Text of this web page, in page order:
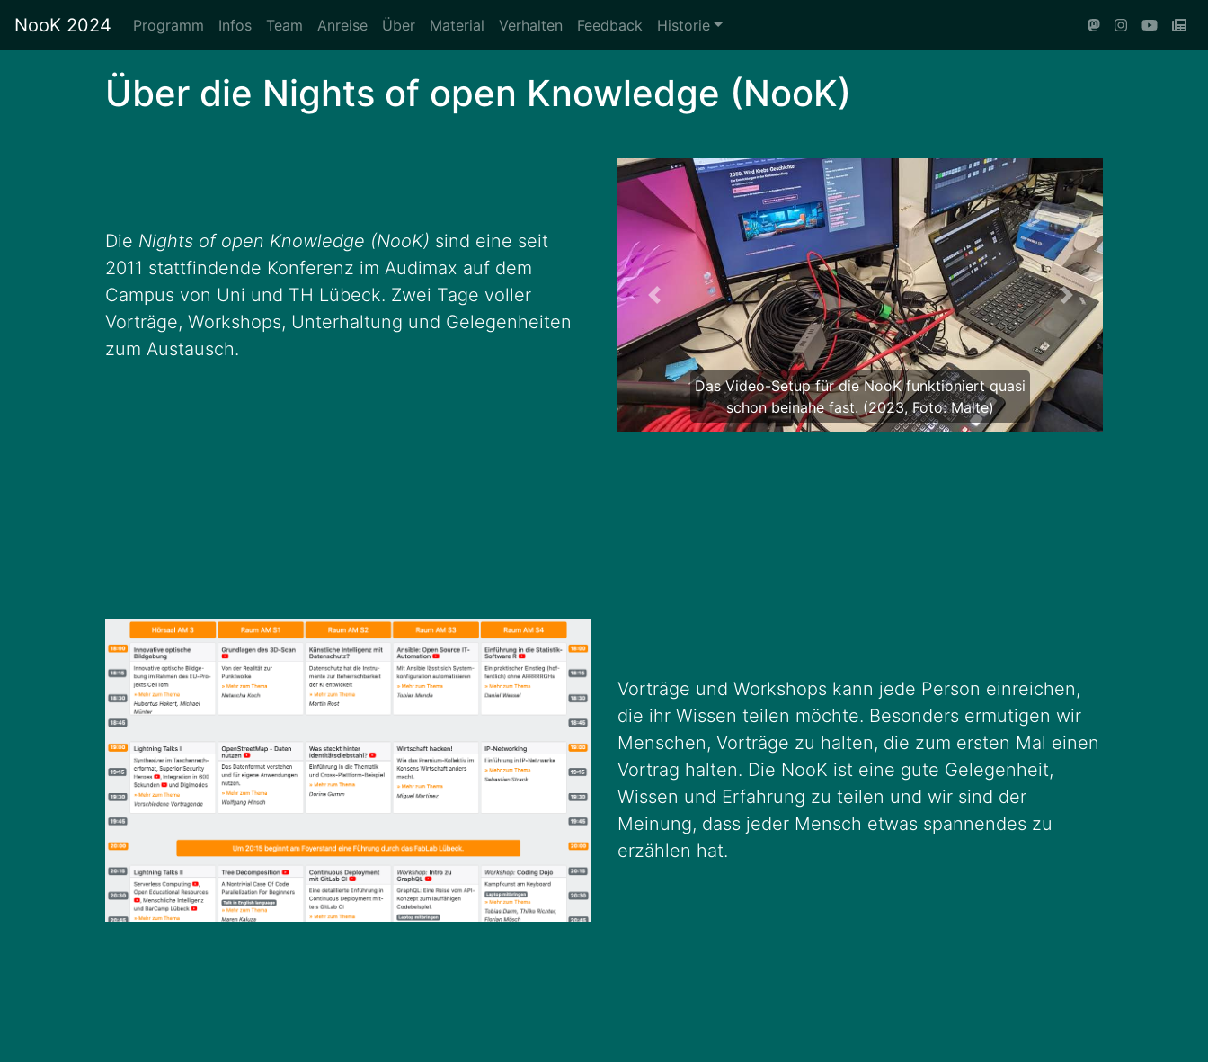
NooK 2024 Programm Infos Team Anreise Über Material Verhalten Feedback Historie
Über die Nights of open Knowledge (NooK)
Der Livestream läuft. (2023, Foto: Fabi)
Zurück Weiter
Die Nights of open Knowledge (NooK) sind eine seit
2011 stattfindende Konferenz im Audimax auf dem
Campus von Uni und TH Lübeck. Zwei Tage voller
Vorträge, Workshops, Unterhaltung und Gelegenheiten
zum Austausch.
Vorträge und Workshops kann jede Person einreichen,
die ihr Wissen teilen möchte. Besonders ermutigen wir
Menschen, Vorträge zu halten, die zum ersten Mal einen
Vortrag halten. Die NooK ist eine gute Gelegenheit,
Wissen und Erfahrung zu teilen und wir sind der
Meinung, dass jeder Mensch etwas spannendes zu
erzählen hat.